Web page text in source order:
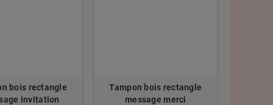
bois rectangle
invitation
Tampon bois rectangle
message merci